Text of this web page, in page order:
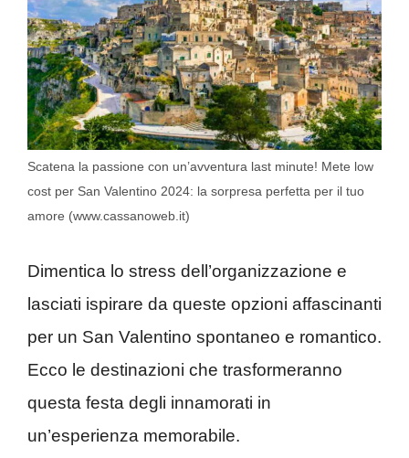
Scatena la passione con un’avventura last minute! Mete low
cost per San Valentino 2024: la sorpresa perfetta per il tuo
amore (www.cassanoweb.it)
Dimentica lo stress dell’organizzazione e
lasciati ispirare da queste opzioni affascinanti
per un San Valentino spontaneo e romantico.
Ecco le destinazioni che trasformeranno
questa festa degli innamorati in
un’esperienza memorabile.